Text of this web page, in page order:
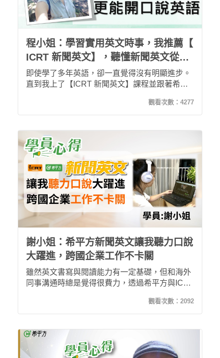
程小姐：學習實用英文時事，我推薦【
ICRT 新聞英文】，聽懂新聞英文從此
開始！
即使學了多年英語，卻一直覺得沒有明顯進步。
直到我上了【ICRT 新聞英文】課程並跟著希平
語能力。課程內容搭配時事，讓我學習實用英語
之餘，也能充分練習英語口說，獲得滿滿成就
觀看次數： 4277
謝小姐：希平方新聞英文讓我聽力口說
大躍進，跨國企業工作不卡關
雖然英文書寫與閱讀能力有一定基礎，但和海外
同事溝通時總是覺得很費力，透過希平方與ICRT
說讀寫，上完課後不僅新聞英文不再卡關，和海
外同事溝通的能力也有了明顯進步。現在我和孩
效!
觀看次數： 2092